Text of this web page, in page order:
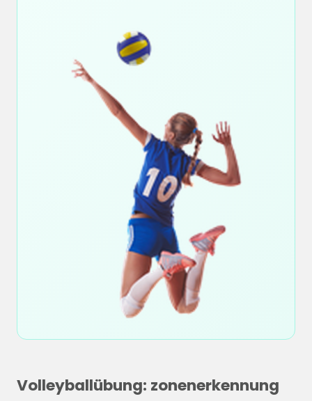
Volleyballübung: zonenerkennung